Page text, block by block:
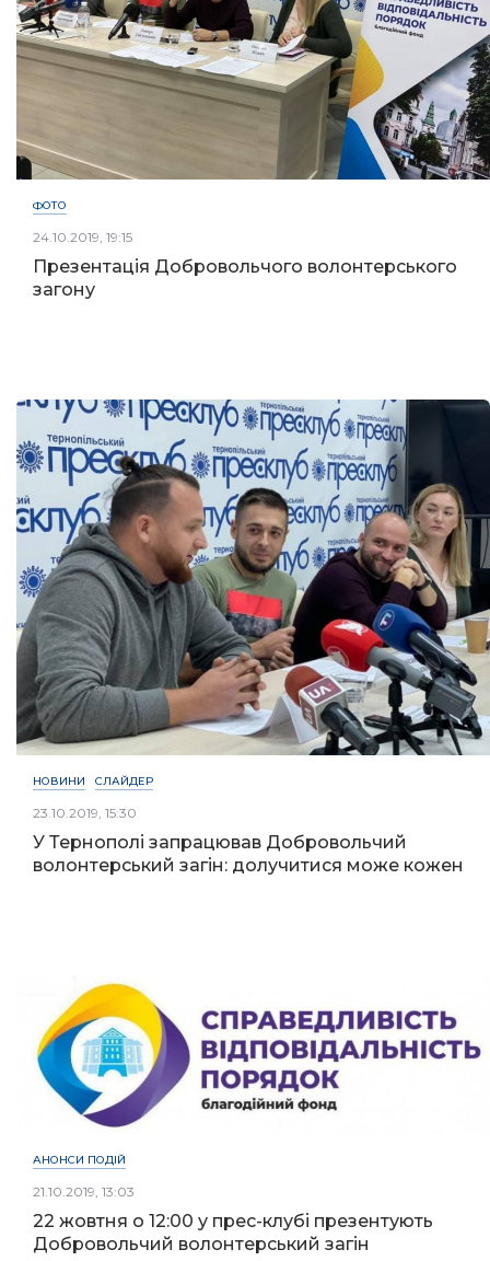
ФОТО
24.10.2019, 19:15
Презентація Добровольчого волонтерського
загону
НОВИНИ СЛАЙДЕР
23.10.2019, 15:30
У Тернополі запрацював Добровольчий
волонтерський загін: долучитися може кожен
АНОНСИ ПОДІЙ
21.10.2019, 13:03
22 жовтня о 12:00 у прес-клубі презентують
Добровольчий волонтерський загін